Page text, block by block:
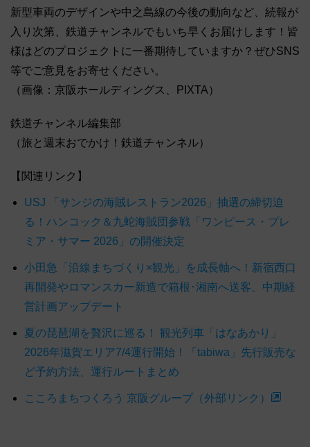
新型車両のデザインや中之島線の今後の動向など、続報が
入り次第、鉄道チャンネルでもいち早くお届けします！皆
様はどのプロジェクトに一番期待していますか？ぜひSNS
等でご意見をお寄せください。
（画像：京阪ホールディングス、PIXTA）
鉄道チャンネル編集部
（旅と週末おでかけ！鉄道チャンネル）
【関連リンク】
USJ 「サンジの海賊レストラン2026」抽選の締切迫
る！ハンコック＆九蛇海賊団参戦「ワンピース・プレ
ミア・サマー 2026」の開催決定
小田急「沿線まちづくり×観光」を成長軸へ！新宿西口
再開発やロマンスカー新造で箱根･湘南へ送客、中期経
営計画アップデート
夏の琵琶湖を贅沢に巡る！ 観光列車「はなあかり」
2026年滋賀エリア7/4運行開始！「tabiwa」先行販売な
ど予約方法、運行ルートまとめ
こころまちつくろう 京阪グループ（外部リンク）